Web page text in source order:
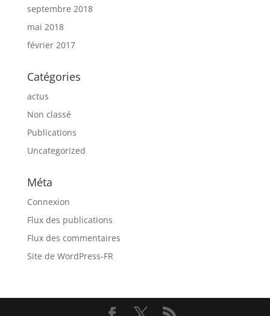
septembre 2018
mai 2018
février 2017
Catégories
actus
Non classé
Publications
Uncategorized
Méta
Connexion
Flux des publications
Flux des commentaires
Site de WordPress-FR